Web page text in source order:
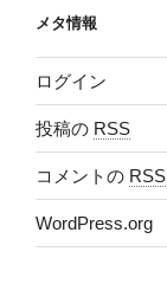
メタ情報
ログイン
投稿の RSS
コメントの RSS
WordPress.org